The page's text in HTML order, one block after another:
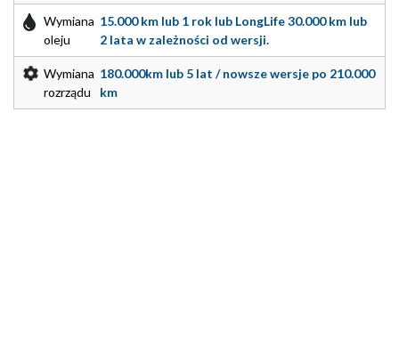
Wymiana
oleju
15.000 km lub 1 rok lub LongLife 30.000 km lub
2 lata w zależności od wersji.
Wymiana
rozrządu
180.000km lub 5 lat / nowsze wersje po 210.000
km